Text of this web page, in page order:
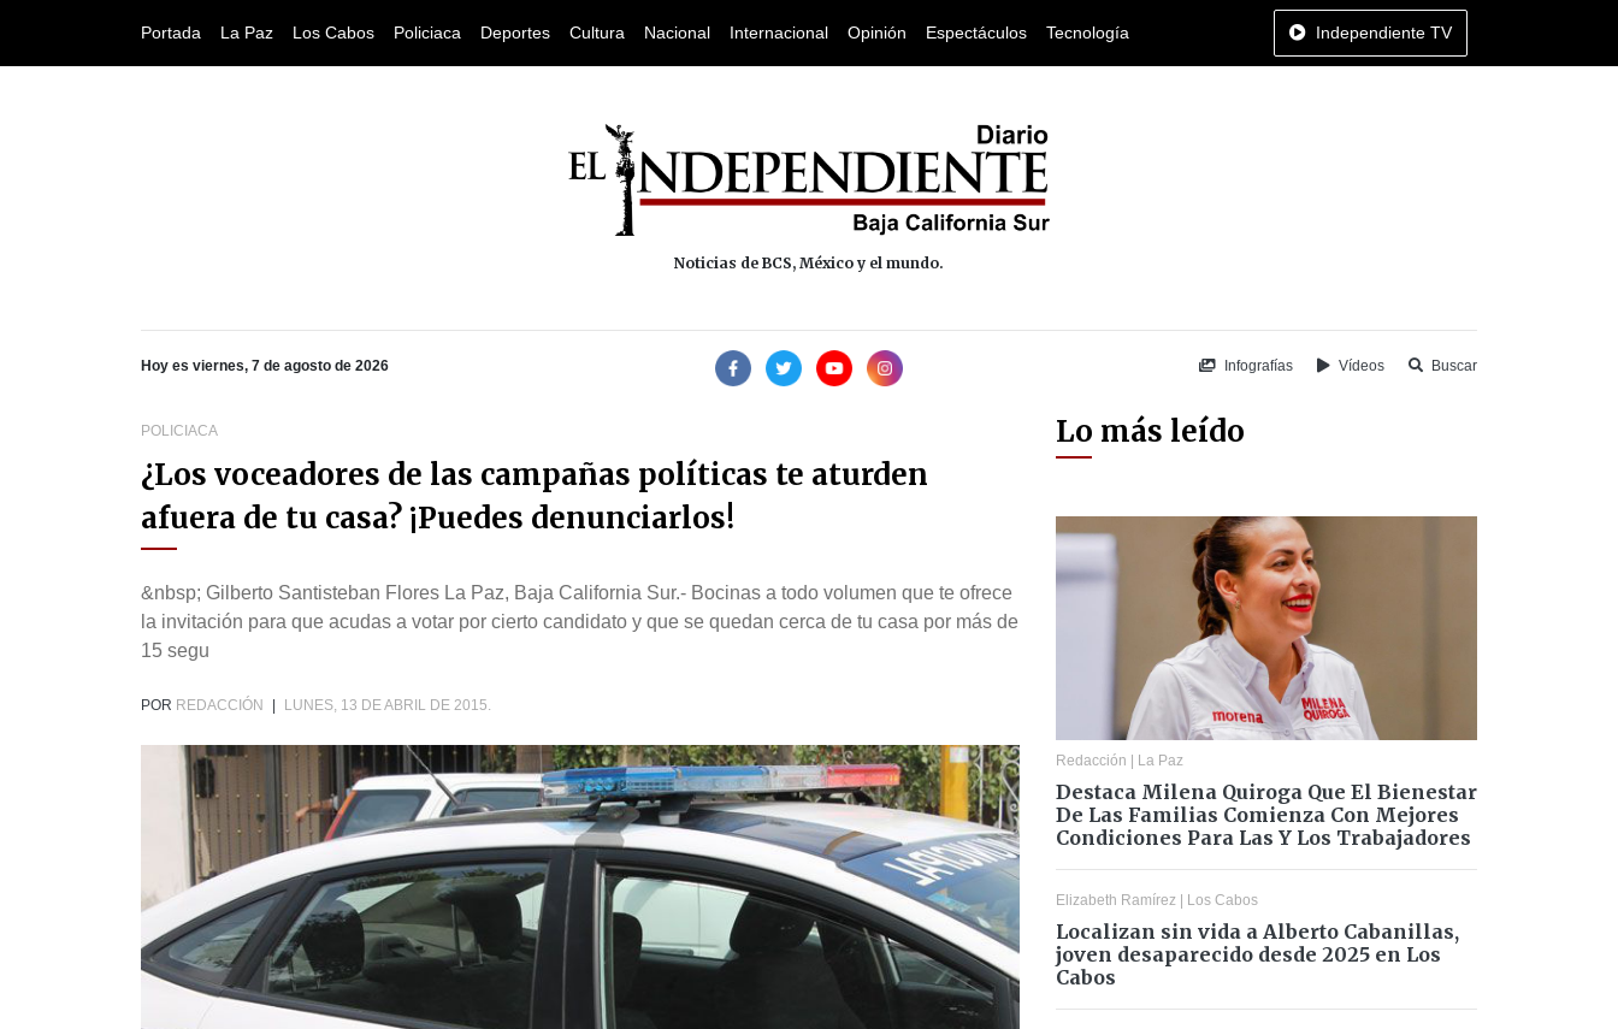
Portada La Paz Los Cabos Policiaca Deportes Cultura Nacional Internacional Opinión Espectáculos Tecnología Independiente TV
Noticias de BCS, México y el mundo.
Hoy es viernes, 7 de agosto de 2026 Infografías Vídeos Buscar
POLICIACA
¿Los voceadores de las campañas políticas te aturden
afuera de tu casa? ¡Puedes denunciarlos!
&nbsp; Gilberto Santisteban Flores La Paz, Baja California Sur.- Bocinas a todo volumen que te ofrece
la invitación para que acudas a votar por cierto candidato y que se quedan cerca de tu casa por más de
15 segu
POR REDACCIÓN LUNES, 13 DE ABRIL DE 2015.
Lo más leído
Redacción | La Paz
Destaca Milena Quiroga Que El Bienestar
De Las Familias Comienza Con Mejores
Condiciones Para Las Y Los Trabajadores
Elizabeth Ramírez | Los Cabos
Localizan sin vida a Alberto Cabanillas,
joven desaparecido desde 2025 en Los
Cabos